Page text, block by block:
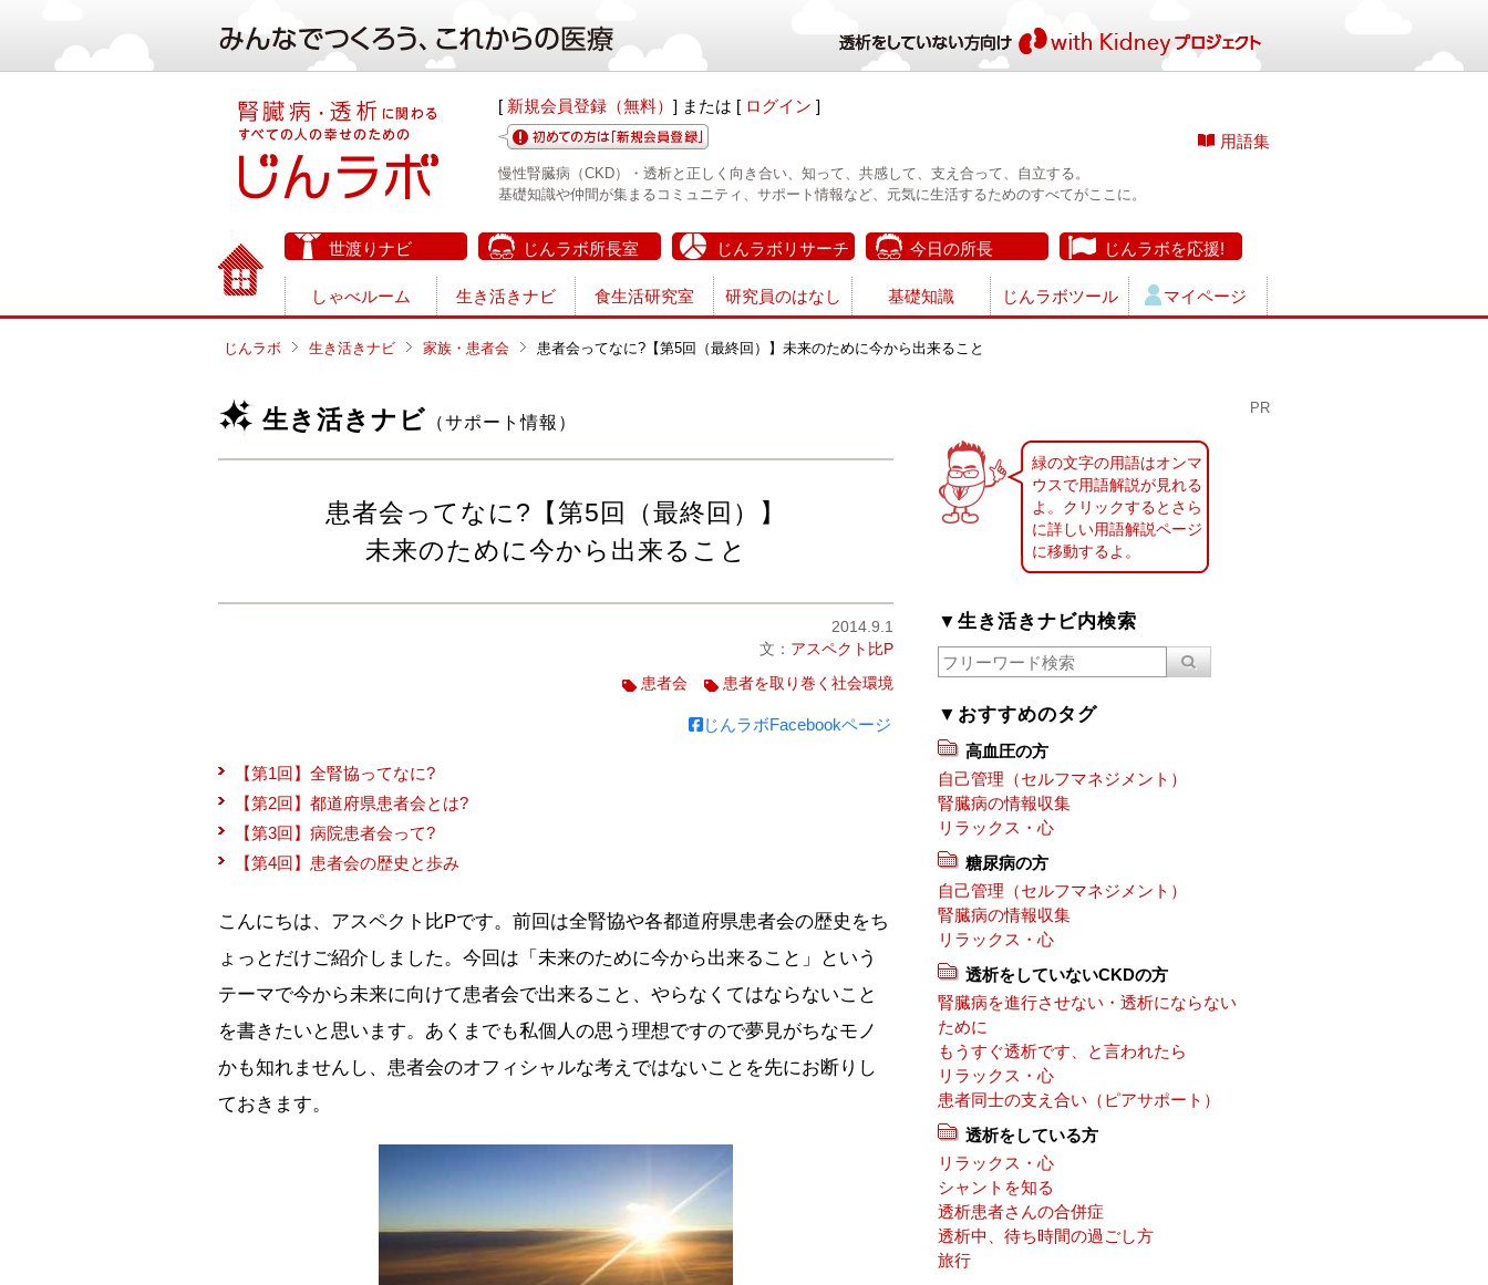
[ 新規会員登録（無料） ] または [ ログイン ]
用語集
慢性腎臓病（CKD）・透析と正しく向き合い、知って、共感して、支え合って、自立する。
基礎知識や仲間が集まるコミュニティ、サポート情報など、元気に生活するためのすべてがここに。
世渡りナビ じんラボ所長室 じんラボリサーチ 今日の所長 じんラボを応援!
しゃべルーム 生き活きナビ 食生活研究室 研究員のはなし 基礎知識 じんラボツール マイページ
じんラボ 生き活きナビ 家族・患者会 患者会ってなに?【第5回（最終回）】未来のために今から出来ること
生き活きナビ （サポート情報）
患者会ってなに?【第5回（最終回）】
未来のために今から出来ること
2014.9.1
文： アスペクト比P
患者会 患者を取り巻く社会環境
じんラボFacebookページ
【第1回】全腎協ってなに?
【第2回】都道府県患者会とは?
【第3回】病院患者会って?
【第4回】患者会の歴史と歩み
こんにちは、アスペクト比Pです。前回は全腎協や各都道府県患者会の歴史をち
ょっとだけご紹介しました。今回は「未来のために今から出来ること」という
テーマで今から未来に向けて患者会で出来ること、やらなくてはならないこと
を書きたいと思います。あくまでも私個人の思う理想ですので夢見がちなモノ
かも知れませんし、患者会のオフィシャルな考えではないことを先にお断りし
ておきます。
PR
緑の文字の用語はオンマ
ウスで用語解説が見れる
よ。クリックするとさら
に詳しい用語解説ページ
に移動するよ。
▼生き活きナビ内検索
▼おすすめのタグ
高血圧の方
自己管理（セルフマネジメント）
腎臓病の情報収集
リラックス・心
糖尿病の方
自己管理（セルフマネジメント）
腎臓病の情報収集
リラックス・心
透析をしていないCKDの方
腎臓病を進行させない・透析にならない
ために
もうすぐ透析です、と言われたら
リラックス・心
患者同士の支え合い（ピアサポート）
透析をしている方
リラックス・心
シャントを知る
透析患者さんの合併症
透析中、待ち時間の過ごし方
旅行